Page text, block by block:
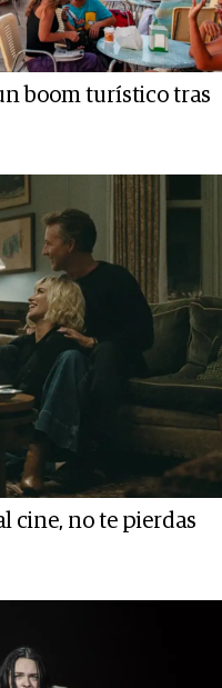
boom turístico tras
cine, no te pierdas